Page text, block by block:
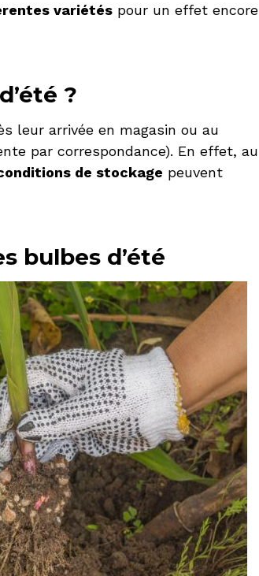
variétés pour un effet encore
?
leur arrivée en magasin ou au
par correspondance). En effet, au
de stockage peuvent
bulbes d’été